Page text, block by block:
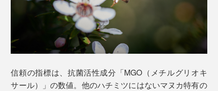
信頼の指標は、抗菌活性成分「MGO（メチルグリオキ
サール）」の数値。他のハチミツにはないマヌカ特有の